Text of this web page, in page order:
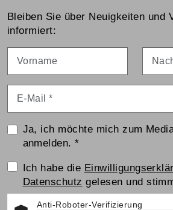
Bleiben Sie über Neuigkeiten und
informiert:
Ja, ich möchte mich zum
anmelden.*
Einwilligungserklärung
Ich habe die
Datenschutz gelesen und
Anti-Roboter-Verifizierung